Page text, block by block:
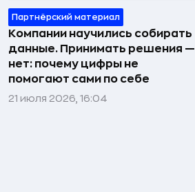
Партнёрский материал
Компании научились собирать
данные. Принимать решения —
нет: почему цифры не
помогают сами по себе
21 июля 2026, 16:04